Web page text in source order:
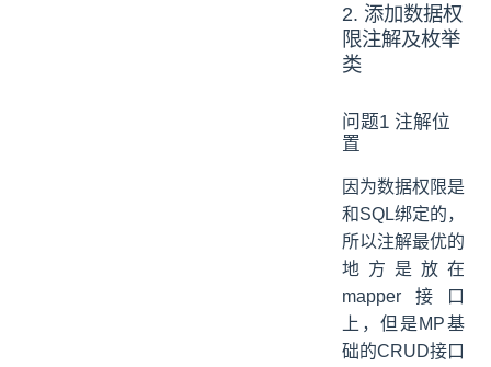
2. 添加数据权
限注解及枚举
类
问题1 注解位
置
因为数据权限是
和SQL绑定的，
所以注解最优的
地方是放在
mapper接口
上，但是MP基
础的CRUD接口